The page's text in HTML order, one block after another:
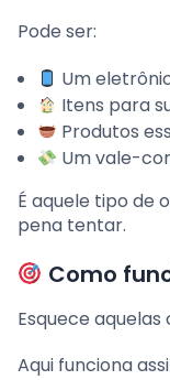
Pode ser:
Um
Itens para
Produtos
Um vale-
É aquele tipo de
pena tentar.
Como
Esquece
Aqui funciona